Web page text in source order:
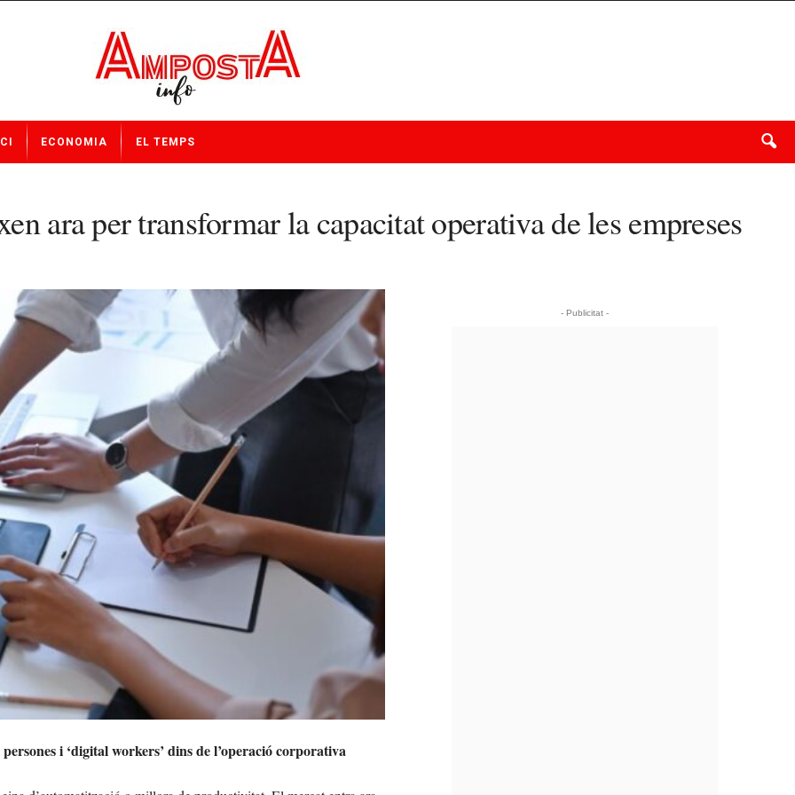
ECONOMIA EL TEMPS
ara per transformar la capacitat operativa de les empreses
i ‘digital workers’ dins de l’operació corporativa
- Publicitat -